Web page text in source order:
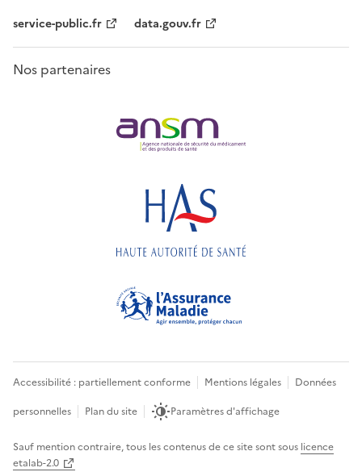
service-public.fr
data.gouv.fr
Nos partenaires
Accessibilité : partiellement conforme Mentions légales
Données
personnelles
Plan du site Paramètres d'affichage
Sauf mention contraire, tous les contenus de ce site sont sous licence
etalab-2.0